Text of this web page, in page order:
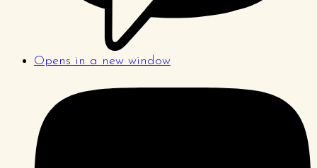
Opens in a new window